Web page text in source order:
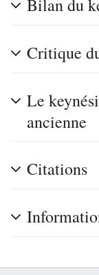
Bilan du
Critique
Le
ancienne
Citations